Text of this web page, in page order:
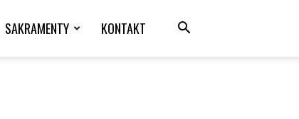
SAKRAMENTY KONTAKT